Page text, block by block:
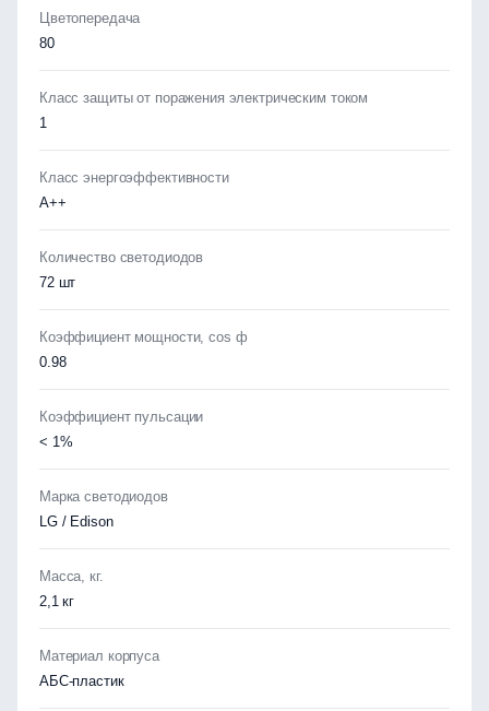
Цветопередача
80
Класс защиты от поражения электрическим током
1
Класс энергоэффективности
А++
Количество светодиодов
72 шт
Коэффициент мощности, cos ф
0.98
Коэффициент пульсации
< 1%
Марка светодиодов
LG / Edison
Масса, кг.
2,1 кг
Материал корпуса
АБС-пластик